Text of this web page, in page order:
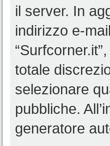
il server. In
indirizzo e-
totale
selezionare
pubbliche.
generatore